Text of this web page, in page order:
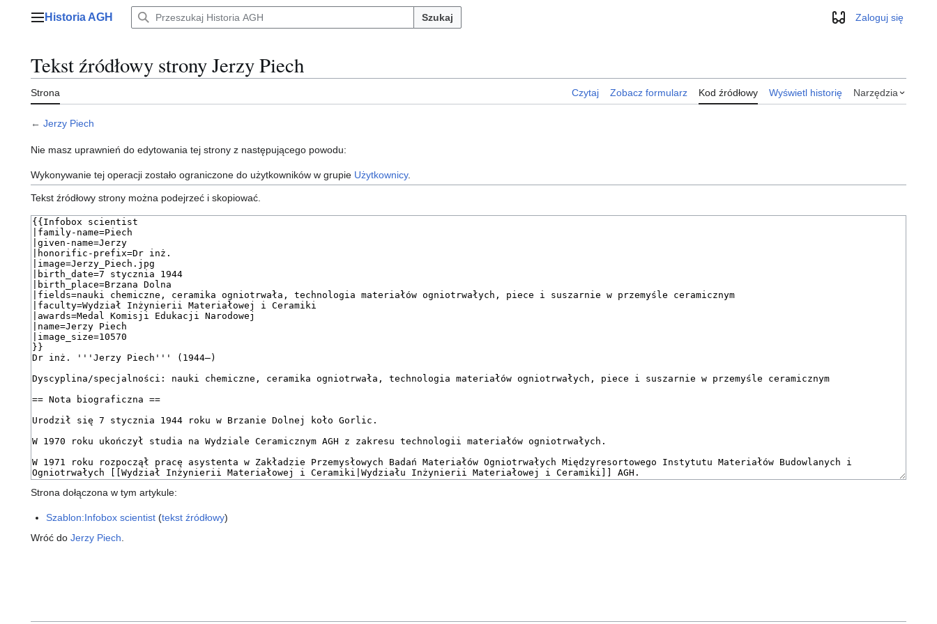
Menu główne
Historia AGH Szukaj WyglądZaloguj się
Tekst źródłowy strony Jerzy Piech
Strona Czytaj Zobacz formularz Kod źródłowy Wyświetl historię Narzędzia
← Jerzy Piech
Nie masz uprawnień do edytowania tej strony z następującego powodu:
Wykonywanie tej operacji zostało ograniczone do użytkowników w grupie Użytkownicy.
Tekst źródłowy strony można podejrzeć i skopiować.
Strona dołączona w tym artykule:
Szablon:Infobox scientist (tekst źródłowy)
Wróć do Jerzy Piech